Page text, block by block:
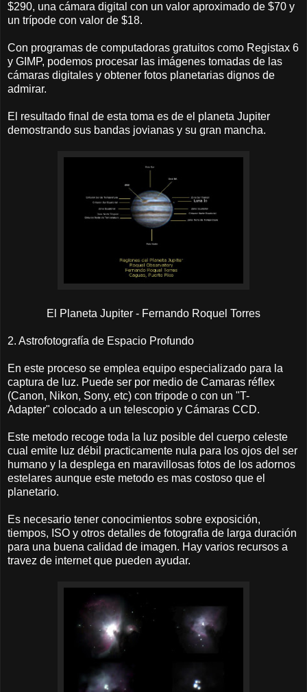
$290, una cámara digital con un valor aproximado de $70 y
un trípode con valor de $18.
Con programas de computadoras gratuitos como Registax 6
y GIMP, podemos procesar las imágenes tomadas de las
cámaras digitales y obtener fotos planetarias dignos de
admirar.
El resultado final de esta toma es de el planeta Jupiter
demostrando sus bandas jovianas y su gran mancha.
El Planeta Jupiter - Fernando Roquel Torres
2. Astrofotografía de Espacio Profundo
En este proceso se emplea equipo especializado para la
captura de luz. Puede ser por medio de Camaras réflex
(Canon, Nikon, Sony, etc) con tripode o con un "T-
Adapter" colocado a un telescopio y Cámaras CCD.
Este metodo recoge toda la luz posible del cuerpo celeste
cual emite luz débil practicamente nula para los ojos del ser
humano y la desplega en maravillosas fotos de los adornos
estelares aunque este metodo es mas costoso que el
planetario.
Es necesario tener conocimientos sobre exposición,
tiempos, ISO y otros detalles de fotografia de larga duración
para una buena calidad de imagen. Hay varios recursos a
travez de internet que pueden ayudar.